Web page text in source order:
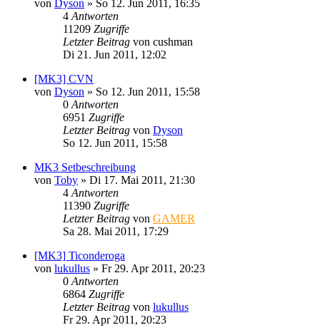
von Dyson » So 12. Jun 2011, 16:35
4 Antworten
11209 Zugriffe
Letzter Beitrag von cushman
Di 21. Jun 2011, 12:02
[MK3] CVN
von Dyson » So 12. Jun 2011, 15:58
0 Antworten
6951 Zugriffe
Letzter Beitrag von Dyson
So 12. Jun 2011, 15:58
MK3 Setbeschreibung
von Toby » Di 17. Mai 2011, 21:30
4 Antworten
11390 Zugriffe
Letzter Beitrag von GAMER
Sa 28. Mai 2011, 17:29
[MK3] Ticonderoga
von lukullus » Fr 29. Apr 2011, 20:23
0 Antworten
6864 Zugriffe
Letzter Beitrag von lukullus
Fr 29. Apr 2011, 20:23